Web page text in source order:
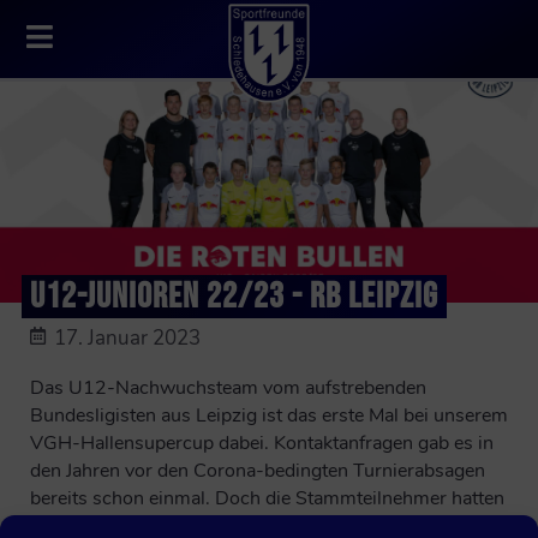
U12-JUNIOREN 22/23 - RB LEIPZIG
17. Januar 2023
Das U12-Nachwuchsteam vom aufstrebenden
Bundesligisten aus Leipzig ist das erste Mal bei unserem
VGH-Hallensupercup dabei. Kontaktanfragen gab es in
den Jahren vor den Corona-bedingten Turnierabsagen
bereits schon einmal. Doch die Stammteilnehmer hatten